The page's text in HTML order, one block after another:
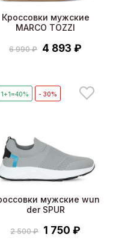
Кроссовки мужские
MARCO TOZZI
6 990 ₽ 4 893 ₽
1+1=40% - 30%
мужские wun
der SPUR
2 500 ₽ 1 750 ₽